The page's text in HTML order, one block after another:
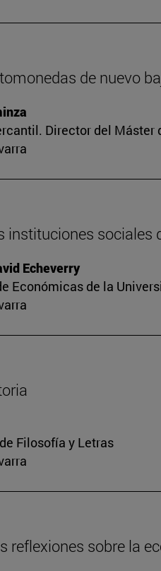
de nuevo
Director del
instituciones
Echeverry
Económicas de la
Filosofía y Letras
reflexiones sobre la